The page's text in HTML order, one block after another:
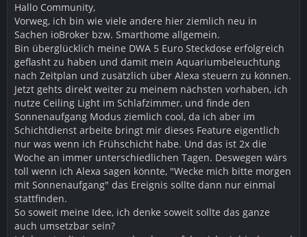
Hallo Community,
Vorweg, ich bin wie viele andere hier ziemlich neu in
Sachen ioBroker bzw. Smarthome allgemein.
Bin überglücklich meine DWA 5 Euro Steckdose erfolgreich
geflasht zu haben und damit mein Aquariumbeleuchtung
nach Zeitplan und zusätzlich über Alexa steuern zu können.
Jetzt gehts direkt weiter zu meinem nächsten vorhaben, ich
nutze Ceiling Light im Schlafzimmer, und finde den
Sonnenaufgang Modus ziemlich cool, da ich aber im
Schichtdienst arbeite bringt mir dieses Feature eigentlich
nur was wenn ich Frühschicht habe. Und das ist 2x die
Woche an immer unterschiedlichen Tagen. Deswegen wärs
toll wenn ich Alexa sagen könnte, "Wecke mich bitte morgen
mit Sonnenaufgang" das Ereignis sollte dann nur einmal
stattfinden.
So soweit meine Idee, ich denke soweit sollte das ganze
auch umsetzbar sein?